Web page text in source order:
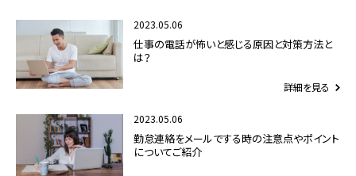
2023.05.06
仕事の電話が怖いと感じる原因と対策方法と
は？
詳細を見る
2023.05.06
勤怠連絡をメールでする時の注意点やポイント
についてご紹介